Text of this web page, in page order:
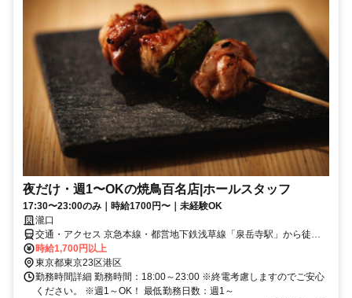
夜だけ・週1〜OKの焼鳥百名店|ホールスタッフ
17:30〜23:00のみ｜時給1700円〜｜未経験OK
瀧口
交通・アクセス 京急本線・都営地下鉄浅草線「泉岳寺駅」から徒歩1
分、JR山手線・JR京浜東北線「高輪ゲートウェイ駅」から徒歩2分
時給1,700円以上
東京都東京23区港区
勤務時間詳細 勤務時間：18:00～23:00 ※終電考慮しますのでご安心
ください。 ※週1～OK！ 最低勤務日数：週1～